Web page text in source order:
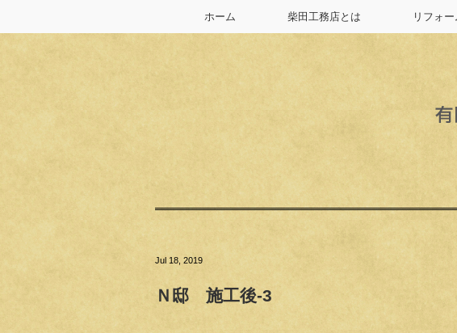
ホーム 柴田工務店とは リフォー
Jul 18, 2019
Ｎ邸 施工後-3